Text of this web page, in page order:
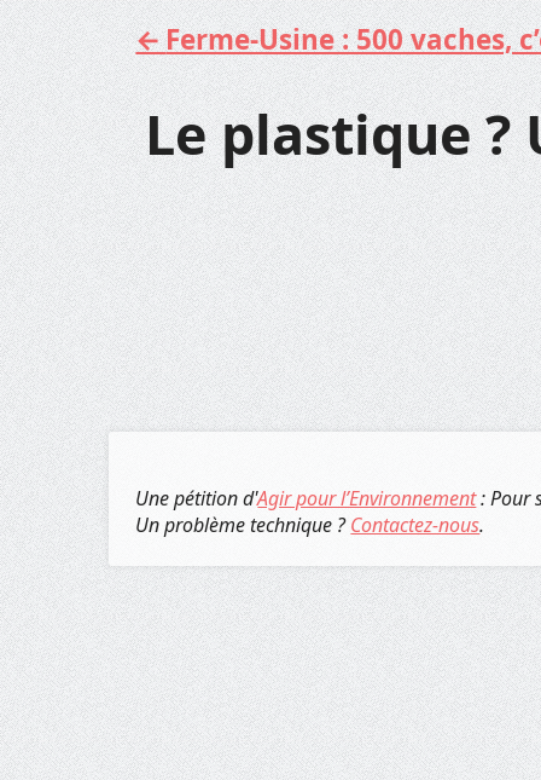
Aller
au
contenu
Ferme-Usine : 500 vaches,
Le plastique ?
Une pétition d'Agir pour l’Environnement: Pour
Un problème technique ?Contactez-nous.